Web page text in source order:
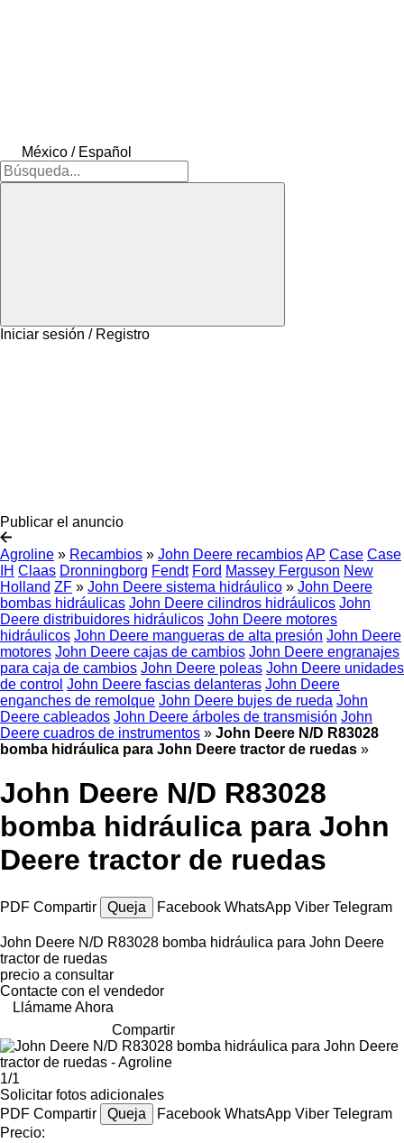
México / Español
Iniciar sesión / Registro
Publicar el anuncio
Agroline » Recambios » John Deere recambiosAP Case Case
IH Claas Dronningborg Fendt Ford Massey Ferguson New
Holland ZF » John Deere sistema hidráulico » John Deere
bombas hidráulicas John Deere cilindros hidráulicos John
Deere distribuidores hidráulicos John Deere motores
hidráulicos John Deere mangueras de alta presión John Deere
motores John Deere cajas de cambios John Deere engranajes
para caja de cambios John Deere poleas John Deere unidades
de control John Deere fascias delanteras John Deere
enganches de remolque John Deere bujes de rueda John
Deere cableados John Deere árboles de transmisión John
Deere cuadros de instrumentos » John Deere N/D R83028
bomba hidráulica para John Deere tractor de ruedas »
John Deere N/D R83028
bomba hidráulica para John
Deere tractor de ruedas
PDF Compartir Queja Facebook WhatsApp Viber Telegram
John Deere N/D R83028 bomba hidráulica para John Deere
tractor de ruedas
precio a consultar
Contacte con el vendedor
Llámame Ahora
Compartir
1/1
Solicitar fotos adicionales
PDF Compartir Queja Facebook WhatsApp Viber Telegram
Precio: